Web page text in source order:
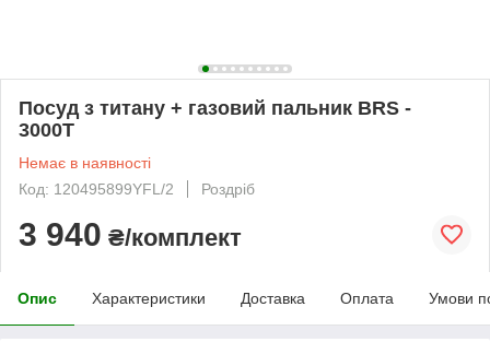
Посуд з титану + газовий пальник BRS -
3000T
Немає в наявності
Код: 120495899YFL/2
Роздріб
3 940 ₴/комплект
Опис Характеристики Доставка Оплата Умови